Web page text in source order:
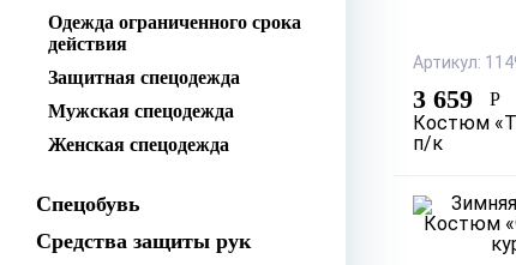
Одежда ограниченного срока
действия
Защитная спецодежда
Мужская спецодежда
Женская спецодежда
Спецобувь
Средства защиты рук
Артикул:
3 659 Р
Костюм
п/к